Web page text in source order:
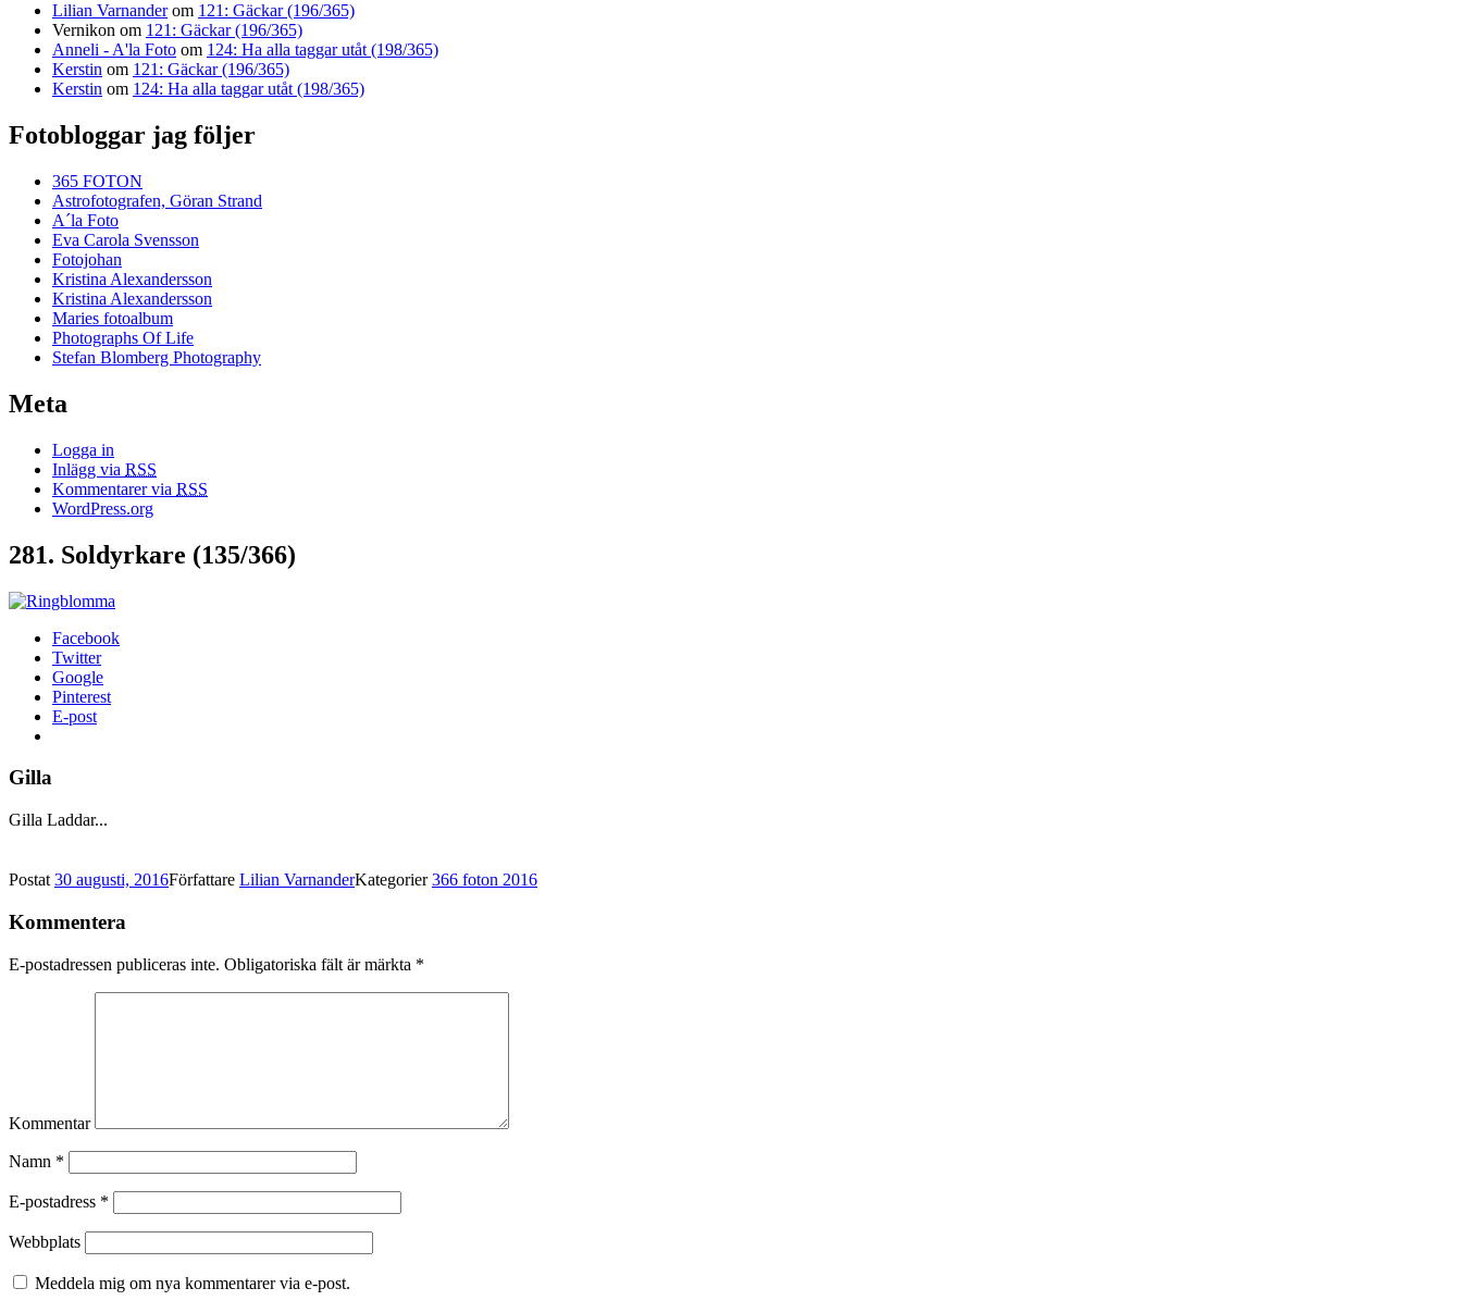
Lilian Varnanderom 121: Gäckar (196/365)
Vernikon om 121: Gäckar (196/365)
Anneli - A'la Foto om 124: Ha alla taggar utåt (198/365)
Kerstin om 121: Gäckar (196/365)
Kerstin om 124: Ha alla taggar utåt (198/365)
Fotobloggar jag följer
365 FOTON
Astrofotografen, Göran Strand
A´la Foto
Eva Carola Svensson
Fotojohan
Kristina Alexandersson
Kristina Alexandersson
Maries fotoalbum
Photographs Of Life
Stefan Blomberg Photography
Meta
Logga in
Inlägg via RSS
Kommentarer via RSS
WordPress.org
281. Soldyrkare (135/366)
Facebook
Twitter
Google
Pinterest
E-post
Gilla
Gilla Laddar...
Postat 30 augusti, 2016Författare Lilian VarnanderKategorier366 foton 2016
Kommentera
E-postadressen publiceras inte. Obligatoriska fält är märkta *
Kommentar
Namn *
E-postadress *
Webbplats
Meddela mig om nya kommentarer via e-post.